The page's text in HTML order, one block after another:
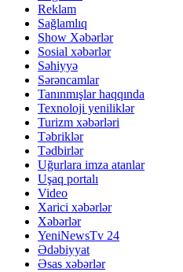
Reklam
Sağlamlıq
Show Xəbərlər
Sosial xəbərlər
Səhiyyə
Sərəncamlar
Tanınmışlar haqqında
Texnoloji yeniliklər
Turizm xəbərləri
Təbriklər
Tədbirlər
Uğurlara imza atanlar
Uşaq portalı
Video
Xarici xəbərlər
Xəbərlər
YeniNewsTv 24
Ədəbiyyat
Əsas xəbərlər